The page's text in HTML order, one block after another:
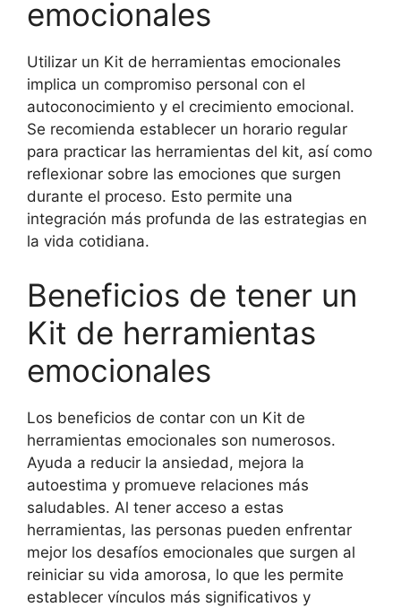
emocionales
Utilizar un Kit de herramientas emocionales
implica un compromiso personal con el
autoconocimiento y el crecimiento emocional.
Se recomienda establecer un horario regular
para practicar las herramientas del kit, así como
reflexionar sobre las emociones que surgen
durante el proceso. Esto permite una
integración más profunda de las estrategias en
la vida cotidiana.
Beneficios de tener un
Kit de herramientas
emocionales
Los beneficios de contar con un Kit de
herramientas emocionales son numerosos.
Ayuda a reducir la ansiedad, mejora la
autoestima y promueve relaciones más
saludables. Al tener acceso a estas
herramientas, las personas pueden enfrentar
mejor los desafíos emocionales que surgen al
reiniciar su vida amorosa, lo que les permite
establecer vínculos más significativos y